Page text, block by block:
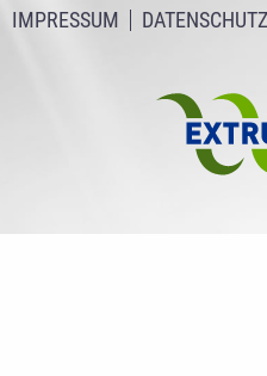
IMPRESSUM DATENSCHUTZ